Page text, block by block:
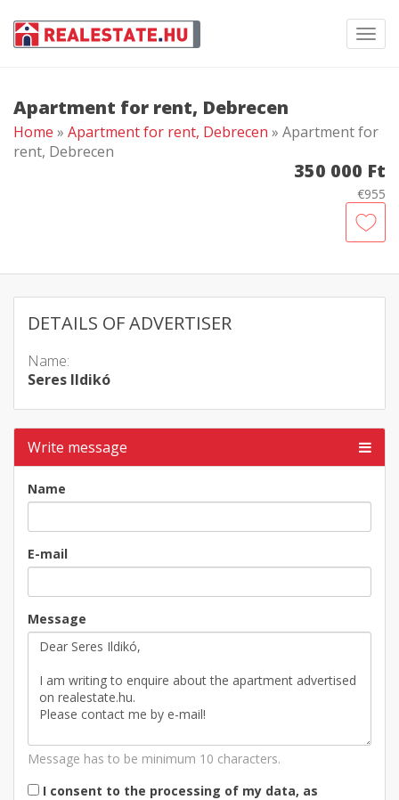
Apartment for rent, Debrecen
Home » Apartment for rent, Debrecen » Apartment for
rent, Debrecen
350 000 Ft
€955
DETAILS OF ADVERTISER
Name:
Seres Ildikó
Write message
Name
E-mail
Message
Message has to be minimum 10 characters.
I consent to the processing of my data, as